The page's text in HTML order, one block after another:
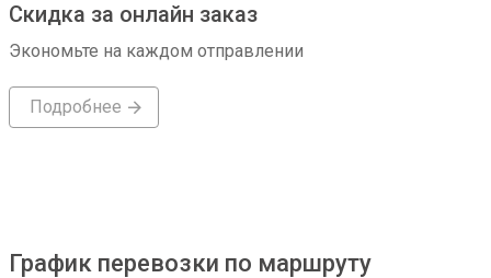
Скидка за онлайн заказ
Экономьте на каждом отправлении
Подробнее
График перевозки по маршруту